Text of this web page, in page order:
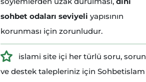
sohbet odaları seviyeli yapısının
korunması için zorunludur.
islami site içi her türlü soru, sorun
ve destek talepleriniz için Sohbetislam